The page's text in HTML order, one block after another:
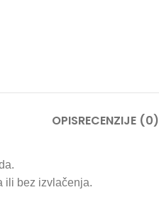
OPISRECENZIJE (0)
ili bez izvlačenja.